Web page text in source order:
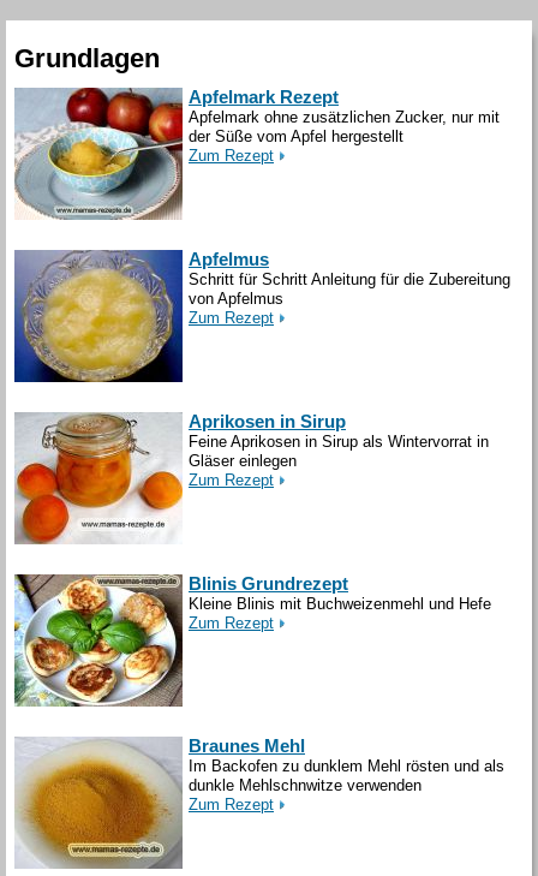
Grundlagen
Apfelmark Rezept
Apfelmark ohne zusätzlichen Zucker, nur mit
der Süße vom Apfel hergestellt
Zum Rezept
Apfelmus
Schritt für Schritt Anleitung für die Zubereitung
von Apfelmus
Zum Rezept
Aprikosen in Sirup
Feine Aprikosen in Sirup als Wintervorrat in
Gläser einlegen
Zum Rezept
Blinis Grundrezept
Kleine Blinis mit Buchweizenmehl und Hefe
Zum Rezept
Braunes Mehl
Im Backofen zu dunklem Mehl rösten und als
dunkle Mehlschnwitze verwenden
Zum Rezept